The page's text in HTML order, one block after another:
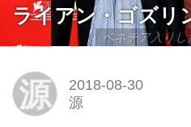
ベネチア入りし
ライアン・ゴズリ
源
2018-08-30
源